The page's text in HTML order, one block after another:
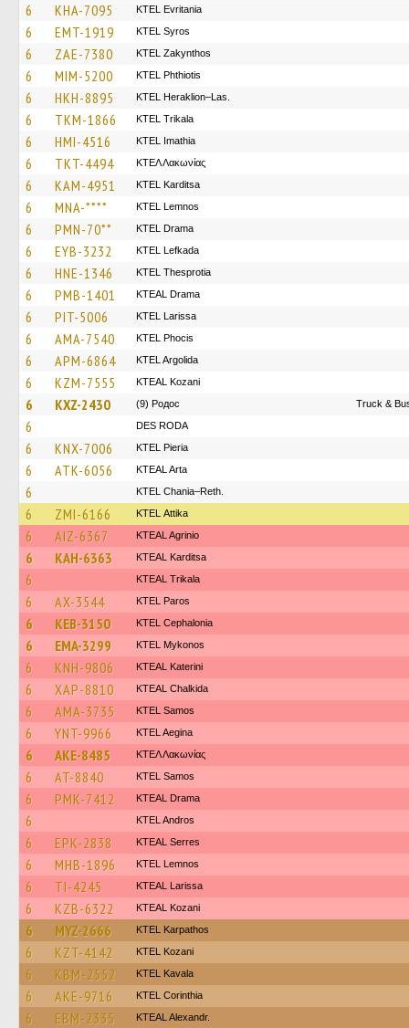
6 KHA-7095 ΚΤΕL Evritania
6 EMT-1919 KTEL Syros
6 ZAE-7380 KTEL Zakynthos
6 MIM-5200 ΚΤΕL Phthiotis
6 HKH-8895 KTEL Heraklion–Las.
6 TKM-1866 ΚΤΕL Τrikala
6 HMI-4516 KTEL Imathia
6 TKT-4494 ΚΤΕΛ Λακωνίας
6 KAM-4951 ΚΤΕL Karditsa
6 MNA-**** KTEL Lemnos
6 PMN-70** KTEL Drama
6 EYB-3232 KTEL Lefkada
6 HNE-1346 KTEL Thesprotia
6 PMB-1401 KTEAL Drama
6 PIT-5006 KTEL Larissa
6 AMA-7540 ΚΤΕL Phocis
6 APM-6864 KTEL Argolida
6 KZM-7555 KTEAL Kozani
6 KXZ-2430 (9) Родос Truck &
6 DES RODA
6 KNX-7006 KTEL Pieria
6 ATK-6056 KTEAL Arta
6 KTEL Chania–Reth.
6 ZMI-6166 KΤΕL Αttika
6 AIZ-6367 KTEAL Agrinio
6 KAH-6363 KTEAL Karditsa
6 KTEAL Trikala
6 AX-3544 KTEL Paros
6 KEB-3150 KTEL Cephalonia
6 EMA-3299 KTEL Mykonos
6 KNH-9806 KTEAL Katerini
6 XAP-8810 KTEAL Chalkida
6 AMA-3735 KTEL Samos
6 YNT-9966 KTEL Aegina
6 AKE-8485 ΚΤΕΛ Λακωνίας
6 AT-8840 KTEL Samos
6 PMK-7412 KTEAL Drama
6 KTEL Andros
6 EPK-2838 KTEAL Serres
6 MHB-1896 KTEL Lemnos
6 TI-4245 KTEAL Larissa
6 KZB-6322 KTEAL Kozani
6 MYZ-2666 ΚΤΕL Karpathos
6 KZT-4142 ΚΤΕL Kozani
6 KBM-2552 KTEL Kavala
6 AKE-9716 KTEL Corinthia
6 EBM-2335 KTEAL Alexandr.